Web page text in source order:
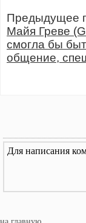
Предыдущее
Майя Греве
смогла бы
общение,
Для написания
на главную